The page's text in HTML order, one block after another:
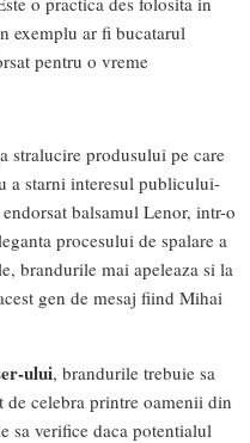
exemplu ar fi bucatarul
pentru o vreme
stralucire produsului pe care
a starni interesul publicului-
balsamul Lenor, intr-o
procesului de spalare a
brandurile mai apeleaza si la
gen de mesaj fiind Mihai
ului, brandurile trebuie sa
de celebra printre oamenii din
sa verifice daca potentialul